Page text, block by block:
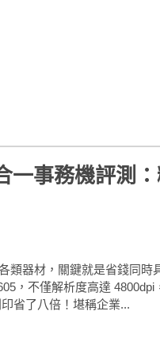
事務機評測
器材，關鍵就是省錢同時
，不僅解析度高達 4800dpi
省了八倍！堪稱企業...